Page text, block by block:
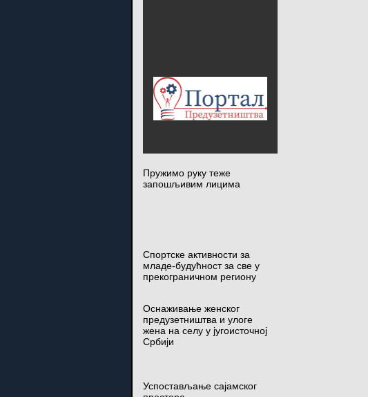
Пружимо руку теже
запошљивим лицима
Спортске активности за
младе-будућност за све у
прекограничном региону
Оснаживање женског
предузетништва и улоге
жена на селу у југоисточној
Србији
Успостављање сајамског